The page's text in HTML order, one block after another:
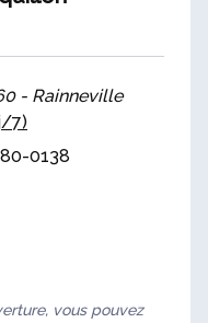
- Rainneville
7)
0138
vous pouvez